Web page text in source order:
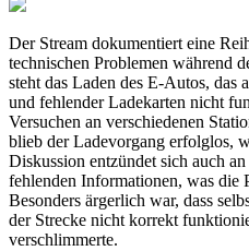
Der Stream dokumentiert eine
technischen Problemen während
steht das Laden des E-Autos, das
und fehlender Ladekarten nicht
Versuchen an verschiedenen
blieb der Ladevorgang erfolglos,
Diskussion entzündet sich auch
fehlenden Informationen, was die
Besonders ärgerlich war, dass
der Strecke nicht korrekt
verschlimmerte.